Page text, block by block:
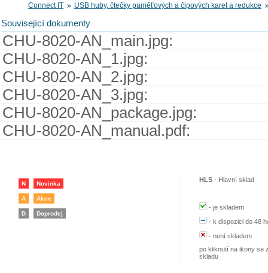
Connect IT USB huby, čtečky paměťových a čipových karet a redukce
Související dokumenty
CHU-8020-AN_main.jpg:
CHU-8020-AN_1.jpg:
CHU-8020-AN_2.jpg:
CHU-8020-AN_3.jpg:
CHU-8020-AN_package.jpg:
CHU-8020-AN_manual.pdf:
N Novinka
A Akce
D Doprodej
HLS - Hlavní sklad
-je skladem
-k dispozici do 48
-není skladem
po kliknutí na ikony se
skladu